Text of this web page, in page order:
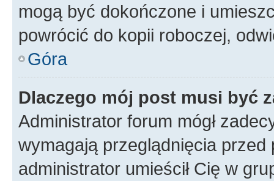
mogą być dokończone i
powrócić do kopii roboczej,
Góra
Dlaczego mój post musi być
Administrator forum mógł
wymagają przeglądnięcia
administrator umieścił Cię w